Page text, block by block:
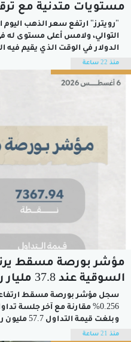
مستويات متدنية مع
"رويترز" ارتفع سعر الذهب
التوالي، ​ولامس أعلى مستوى ​له
الدولار في الوقت الذي يقيم فيه
4254.98 دولار للأوقية (الأونصة)، بعدما سجل أعلى مستوى منذ 18...
منذ 22 ساعة
السوقية عند 37.8 مليار ريال
منذ 21 ساعة